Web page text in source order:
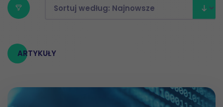
ARTYKUŁY